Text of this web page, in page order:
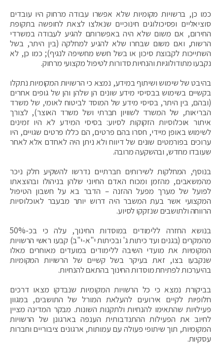
כמו כן, ברשויות מקומיות שלא אפשרו עבודה מרחוק היו עובדים
סוציאליים ופסיכולוגים חינוכיים שנאלצו לצאת לחופשה בתקופת
החירום, אם משום שלא היה באפשרותם להגיע לעבודה במשרדי
הרשות, ואם משום שבחרו שלא להגיע למחלקה (בין היתר, בשל
השתייכות לקבוצת סיכון או בשל חשש מחשיפה לנגיף); כמו כן, לא
נקבעו מתודולוגיות והנחיות סדורות לטיפול מקצועי מרחוק.
בהיבט של שימוש ושיתוף במידע, נמצא כי הרשויות המקומיות נתקלו
בקשיים בשימוש בבסיסי מידע שונים הן שלהן והן של גופים אחרים
(ובהם, בין היתר, בסיסי מידע של המוסד לביטוח לאומי, של משרד
הבריאות, של המשרד לשוויון חברתי ושל משרד האוצר), לצורך
איתור אוכלוסיות הזקוקות לסיוע: בסיסי המידע לא היו זמינים
לשימוש באופן מיידי, חסרו בהם פרטים, הם כללו פרטים שגויים, היו
ערוכים בפורמטים שונים של דיווח ולא ניתן היה לאחדם אלא לאחר
שעובדו מחדש, ובהשקעה מרובה.
בנוסף, המחלקות לשירותים חברתיים נדרשו להשקיע חלק ניכר
מהמשאבים, מהזמן ומכוח האדם החיוני שלהן בניהולו ובהוצאתו
לפועל של מערך מפעל ההזנה – הדבר בא על חשבון הטיפול
המקצועי אשר בעת המשבר היה דרוש יותר מבעבר לאוכלוסיות
הרווחה ולתושבים שנזקקו לסיוע.
בנושא החזרה ללימודים במוסדות החינוך, עלה כי בכ-50%
מהמקרים (בגנים ועד כיתות ג' ובכיתות י"א-י"ב) קבעו ראשי הרשויות
המקומיות את מועדי השיבה ללימודים במועדים מאוחרים מאלו
שנקבעו בצו, זאת בעיקר בשל קשיים של הרשויות המקומיות
בהיערכות לפתיחת מוסדות החינוך בהתאם להנחיות.
בביקורת נמצא כי כל הרשויות המקומיות שנבדקו מצאו דרכים
חלופיות לקיים אירועים להעלאת המורל של התושבים, במגוון
פעילויות שהתאימו להנחיות ולתקנות השונות. מבקר המדינה מציין
לחיוב את הפעילות ההתנדבותית הענפה בארגונן של הרשויות
המקומיות, תוך שיתופי פעולה עם עמותות, ארגונים ציבוריים וחברות
עסקיות.